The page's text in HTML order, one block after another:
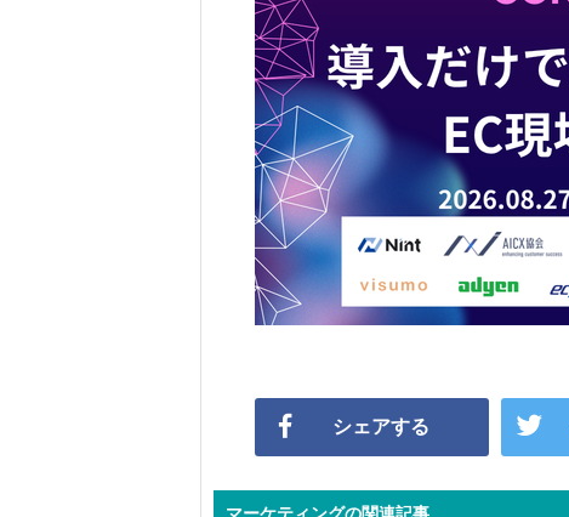
シェアする
マーケティングの関連記事